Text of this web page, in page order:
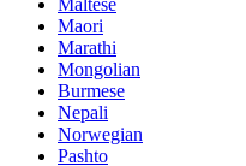
Maori
Marathi
Mongolian
Burmese
Nepali
Norwegian
Pashto